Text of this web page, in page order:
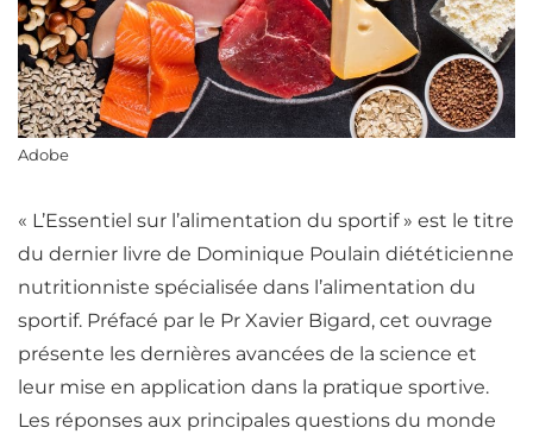
Adobe
« L’Essentiel sur l’alimentation du sportif » est le titre
du dernier livre de Dominique Poulain diététicienne
nutritionniste spécialisée dans l’alimentation du
sportif. Préfacé par le Pr Xavier Bigard, cet ouvrage
présente les dernières avancées de la science et
leur mise en application dans la pratique sportive.
Les réponses aux principales questions du monde